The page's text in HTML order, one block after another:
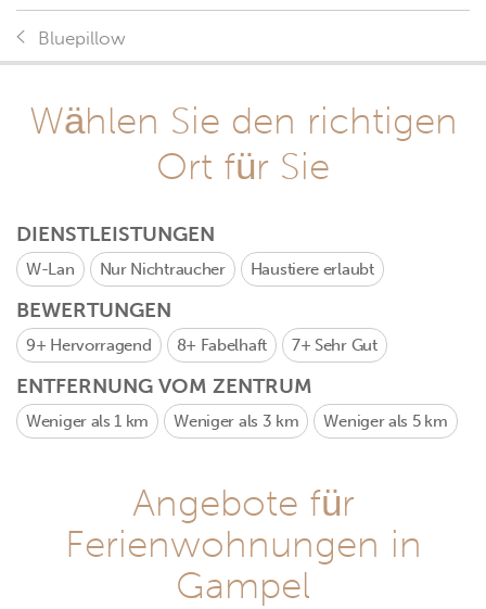
Bluepillow
Wählen Sie den richtigen
Ort für Sie
DIENSTLEISTUNGEN
W-Lan Nur Nichtraucher Haustiere erlaubt
BEWERTUNGEN
9+ Hervorragend 8+ Fabelhaft 7+ Sehr Gut
ENTFERNUNG VOM ZENTRUM
Weniger als 1 km Weniger als 3 km Weniger als 5 km
Angebote für
Ferienwohnungen in
Gampel